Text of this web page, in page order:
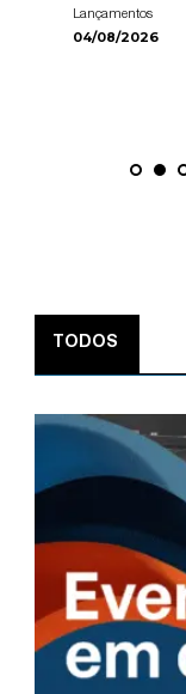
Lançamentos
04/08/2026
TODOS